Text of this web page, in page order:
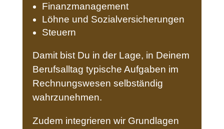
Finanzmanagement
Löhne und Sozialversicherungen
Steuern
Damit bist Du in der Lage, in Deinem
Berufsalltag typische Aufgaben im
Rechnungswesen selbständig
wahrzunehmen.
Zudem integrieren wir Grundlagen